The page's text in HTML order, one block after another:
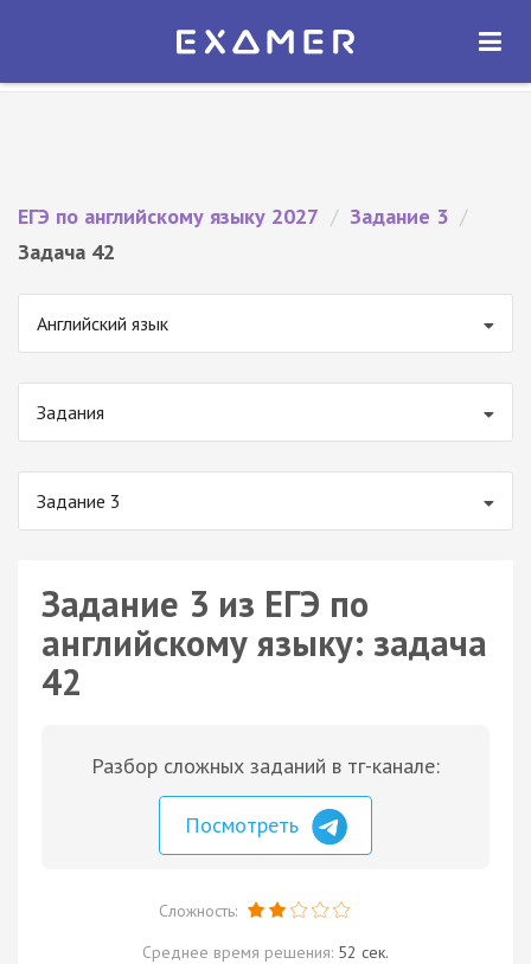
Экзамер — ЕГЭ 2027
ОТКРЫТЬ
ЕГЭ по английскому языку 2027 / Задание 3 /
Задача 42
Английский язык
Задания
Задание 3
Задание 3 из ЕГЭ по
английскому языку: задача
42
Разбор сложных заданий в тг-канале:
Посмотреть
Сложность:
Среднее время решения: 52 сек.